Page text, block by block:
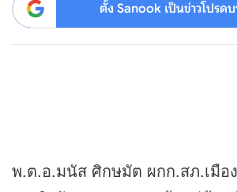
ตั้ง Sanook เป็นข่าวโปรด
พ.ต.อ.มนัส ศิกษมัต ผกก.สภ.เมือ